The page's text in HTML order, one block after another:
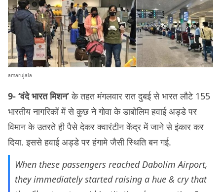
amarujala
9- ‘वंदे भारत मिशन’के तहत मंगलवार रात दुबई से भारत लौटे 155
भारतीय नागरिकों में से कुछ ने गोवा के डाबोलिम हवाई अड्डे पर
विमान के उतरते ही पैसे देकर क्वारंटीन केंद्र में जाने से इंकार कर
दिया. इससे हवाई अड्डे पर हंगामे जैसी स्थिति बन गई.
When these passengers reached Dabolim Airport,
they immediately started raising a hue & cry that